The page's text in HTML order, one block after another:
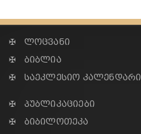
✠ ლოცვანი
✠ ბიბლია
✠ საეკლესიო კალენდარი
✠ პუბლიკაციები
✠ ბიბილოთეკა